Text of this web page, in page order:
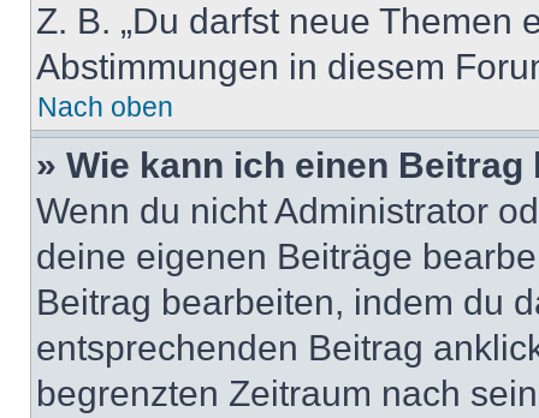
Z. B. „Du darfst neue Themen
Abstimmungen in diesem
Nach oben
» Wie kann ich einen
Wenn du nicht Administrator
deine eigenen Beiträge
Beitrag bearbeiten, indem du
entsprechenden Beitrag
begrenzten Zeitraum nach